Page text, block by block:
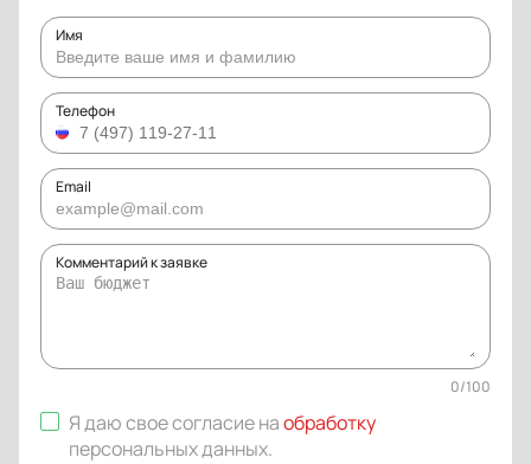
Имя
Телефон
Email
Комментарий к заявке
0/100
Я даю свое согласие наобработку
персональных данных.